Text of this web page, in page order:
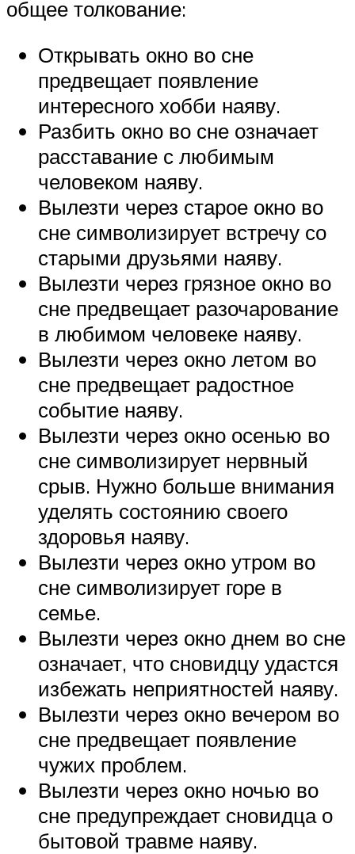
общее толкование:
Открывать окно во сне
предвещает появление
интересного хобби наяву.
Разбить окно во сне означает
расставание с любимым
человеком наяву.
Вылезти через старое окно во
сне символизирует встречу со
старыми друзьями наяву.
Вылезти через грязное окно во
сне предвещает разочарование
в любимом человеке наяву.
Вылезти через окно летом во
сне предвещает радостное
событие наяву.
Вылезти через окно осенью во
сне символизирует нервный
срыв. Нужно больше внимания
уделять состоянию своего
здоровья наяву.
Вылезти через окно утром во
сне символизирует горе в
семье.
Вылезти через окно днем ​​во сне
означает, что сновидцу удастся
избежать неприятностей наяву.
Вылезти через окно вечером во
сне предвещает появление
чужих проблем.
Вылезти через окно ночью во
сне предупреждает сновидца о
бытовой травме наяву.